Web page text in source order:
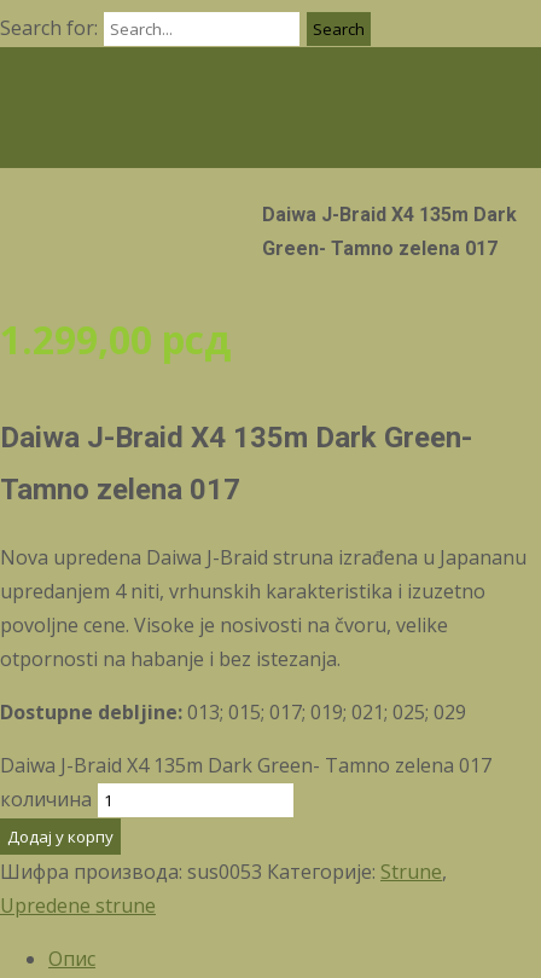
Search for:
Daiwa J-Braid X4 135m Dark
Green- Tamno zelena 017
1.299,00 рсд
Daiwa J-Braid X4 135m Dark Green-
Tamno zelena 017
Nova upredena Daiwa J-Braid struna izrađena u Japananu
upredanjem 4 niti, vrhunskih karakteristika i izuzetno
povoljne cene. Visoke je nosivosti na čvoru, velike
otpornosti na habanje i bez istezanja.
Dostupne debljine: 013; 015; 017; 019; 021; 025; 029
Daiwa J-Braid X4 135m Dark Green- Tamno zelena 017
количина
Додај у корпу
Шифра производа: sus0053 Категорије: Strune,
Upredene strune
Опис